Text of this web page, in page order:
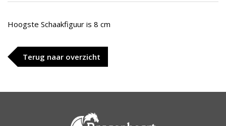
Hoogste Schaakfiguur is 8 cm
Terug naar overzicht